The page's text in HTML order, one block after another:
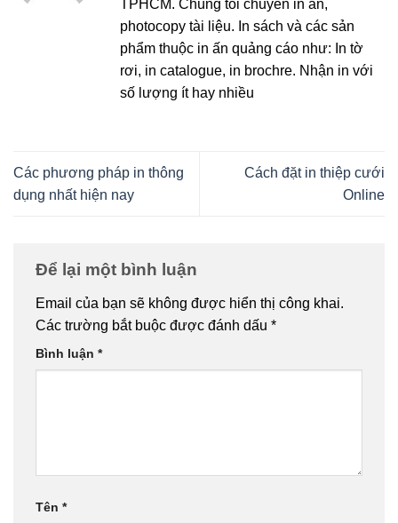
TPHCM. Chúng tôi chuyên in ấn,
photocopy tài liệu. In sách và các sản
phẩm thuộc in ấn quảng cáo như: In tờ
rơi, in catalogue, in brochre. Nhận in với
số lượng ít hay nhiều
Các phương pháp in thông
dụng nhất hiện nay
Cách đặt in thiệp cưới
Online
Để lại một bình luận
Email của bạn sẽ không được hiển thị công khai.
Các trường bắt buộc được đánh dấu *
Bình luận *
Tên *